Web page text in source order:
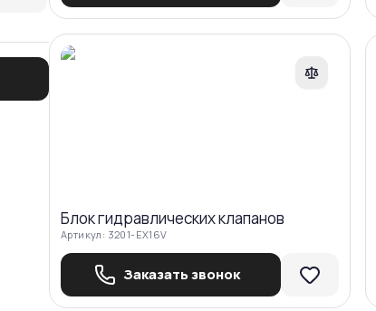
Блок гидравлических клапанов
Артикул: 3201-EX16V
Заказать звонок